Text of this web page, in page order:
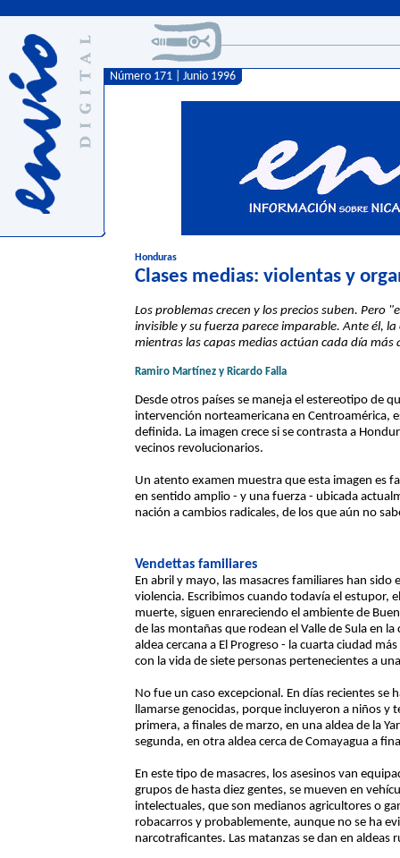
Número 171 | Junio 1996
Honduras
Clases medias: violentas y
Los problemas crecen y los precios suben. Pero
invisible y su fuerza parece imparable. Ante él,
mientras las capas medias actúan cada día más
Ramiro Martínez y Ricardo Falla
Desde otros países se maneja el estereotipo de
intervención norteamericana en Centroamérica,
definida. La imagen crece si se contrasta a
vecinos revolucionarios.
Un atento examen muestra que esta imagen es
en sentido amplio - y una fuerza - ubicada
nación a cambios radicales, de los que aún no
Vendettas familiares
En abril y mayo, las masacres familiares han
violencia. Escribimos cuando todavía el estupor,
muerte, siguen enrareciendo el ambiente de
de las montañas que rodean el Valle de Sula en
aldea cercana a El Progreso - la cuarta ciudad
con la vida de siete personas pertenecientes a
No fue un caso excepcional. En días recientes
llamarse genocidas, porque incluyeron a niños y
primera, a finales de marzo, en una aldea de la
segunda, en otra aldea cerca de Comayagua a
En este tipo de masacres, los asesinos van
grupos de hasta diez gentes, se mueven en
intelectuales, que son medianos agricultores o
robacarros y probablemente, aunque no se ha
narcotraficantes. Las matanzas se dan en